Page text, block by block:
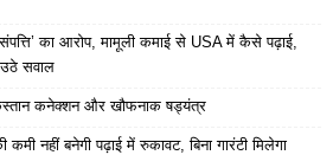
का आरोप, मामूली कमाई से USA में कैसे पढ़ाई,
सवाल
कनेक्शन और खौफनाक षड्यंत्र
कमी नहीं बनेगी पढ़ाई में रुकावट, बिना गारंटी मिलेगा